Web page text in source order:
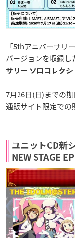
「5thアニバーサリ
バージョンを収録し
サリー ソロコレクシ
7月26日(日)までの
通販サイト限定での
ユニットCD新
NEW STAGE